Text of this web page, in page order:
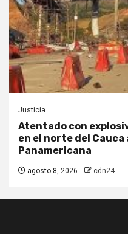
Justicia
Atentado con
en el norte del
Panamericana
agosto 8, 2026 cdn24